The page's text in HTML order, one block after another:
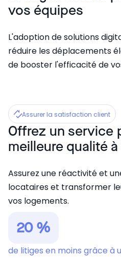
vos équipes
L'adoption de solutions
réduire les déplacements
de booster l'efficacité de
Assurer la satisfaction client
Offrez un service
meilleure qualité
Assurez une réactivité et
locataires et transformer
vos logements.
20 %
de litiges en moins grâce à